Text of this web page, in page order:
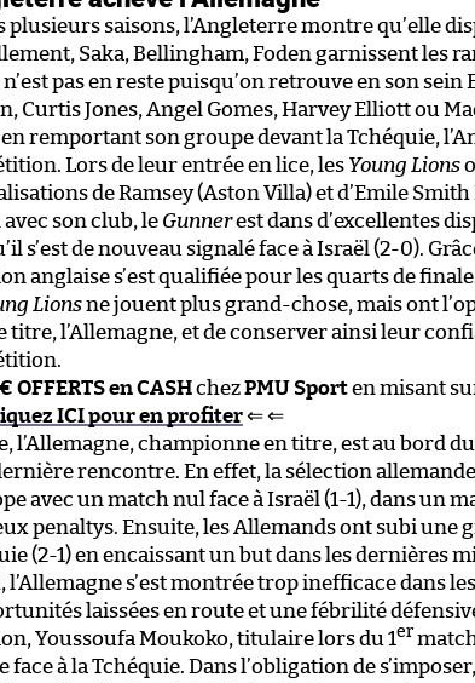
plusieurs saisons, l’Angleterre montre qu’elle
Saka, Bellingham, Foden garnissent les
pas en reste puisqu’on retrouve en son
Curtis Jones, Angel Gomes, Harvey Elliott ou
en remportant son groupe devant la Tchéquie,
Lors de leur entrée en lice, les Young Lions
de Ramsey (Aston Villa) et d’Emile
avec son club, le Gunnerest dans d’excellentes
s’est de nouveau signalé face à Israël (2-0).
anglaise s’est qualifiée pour les quarts de
Lionsne jouent plus grand-chose, mais ont
titre, l’Allemagne, et de conserver ainsi leur
OFFERTS en CASHchezPMU Sporten misant
ICI pour en profiter⇐ ⇐
l’Allemagne, championne en titre, est au bord
rencontre. En effet, la sélection
avec un match nul face à Israël (1-1), dans un
penaltys. Ensuite, les Allemands ont subi une
(2-1) en encaissant un but dans les dernières
l’Allemagne s’est montrée trop inefficace dans
laissées en route et une fébrilité
Youssoufa Moukoko, titulaire lors du 1er
face à la Tchéquie. Dans l’obligation de